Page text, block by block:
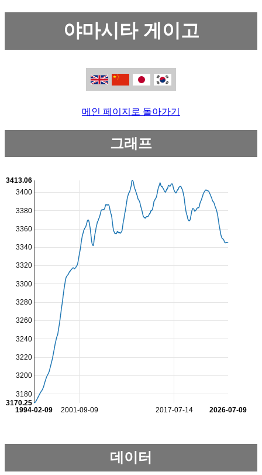
야마시타 게이고
메인 페이지로 돌아가기
그래프
2001-09-09 2017-07-14
1994-02-09 2026-07-09
3180
3200
3220
3240
3260
3280
3300
3320
3340
3360
3380
3400
3170.25
3413.06
데이터